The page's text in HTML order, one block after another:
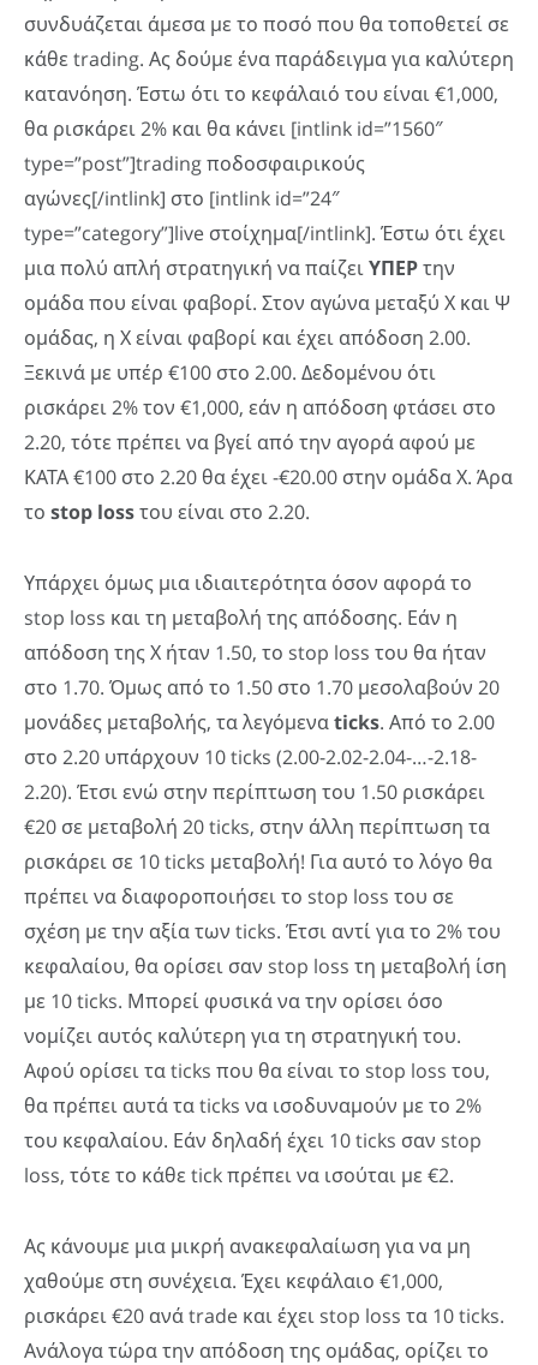
συνδυάζεται άμεσα με το ποσό που θα τοποθετεί σε
κάθε trading. Ας δούμε ένα παράδειγμα για καλύτερη
κατανόηση. Έστω ότι το κεφάλαιό του είναι €1,000,
θα ρισκάρει 2% και θα κάνει [intlink id=”1560″
type=”post”]trading ποδοσφαιρικούς
αγώνες[/intlink] στο [intlink id=”24″
type=”category”]live στοίχημα[/intlink]. Έστω ότι έχει
μια πολύ απλή στρατηγική να παίζειΥΠΕΡτην
ομάδα που είναι φαβορί. Στον αγώνα μεταξύ Χ και Ψ
ομάδας, η Χ είναι φαβορί και έχει απόδοση 2.00.
Ξεκινά με υπέρ €100 στο 2.00. Δεδομένου ότι
ρισκάρει 2% τον €1,000, εάν η απόδοση φτάσει στο
2.20, τότε πρέπει να βγεί από την αγορά αφού με
ΚΑΤΑ €100 στο 2.20 θα έχει -€20.00 στην ομάδα Χ. Άρα
το stop lossτου είναι στο 2.20.
Υπάρχει όμως μια ιδιαιτερότητα όσον αφορά το
stop loss και τη μεταβολή της απόδοσης. Εάν η
απόδοση της Χ ήταν 1.50, το stop loss του θα ήταν
στο 1.70. Όμως από το 1.50 στο 1.70 μεσολαβούν 20
μονάδες μεταβολής, τα λεγόμεναticks. Από το 2.00
στο 2.20 υπάρχουν 10 ticks (2.00-2.02-2.04-…-2.18-
2.20). Έτσι ενώ στην περίπτωση του 1.50 ρισκάρει
€20 σε μεταβολή 20 ticks, στην άλλη περίπτωση τα
ρισκάρει σε 10 ticks μεταβολή! Για αυτό το λόγο θα
πρέπει να διαφοροποιήσει το stop loss του σε
σχέση με την αξία των ticks. Έτσι αντί για το 2% του
κεφαλαίου, θα ορίσει σαν stop loss τη μεταβολή ίση
με 10 ticks. Μπορεί φυσικά να την ορίσει όσο
νομίζει αυτός καλύτερη για τη στρατηγική του.
Αφού ορίσει τα ticks που θα είναι το stop loss του,
θα πρέπει αυτά τα ticks να ισοδυναμούν με το 2%
του κεφαλαίου. Εάν δηλαδή έχει 10 ticks σαν stop
loss, τότε το κάθε tick πρέπει να ισούται με €2.
Ας κάνουμε μια μικρή ανακεφαλαίωση για να μη
χαθούμε στη συνέχεια. Έχει κεφάλαιο €1,000,
ρισκάρει €20 ανά trade και έχει stop loss τα 10 ticks.
Ανάλογα τώρα την απόδοση της ομάδας, ορίζει το